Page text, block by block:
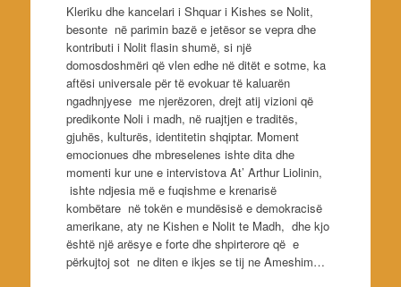
Kleriku dhe kancelari i Shquar i Kishes se Nolit,
besonte në parimin bazë e jetësor se vepra dhe
kontributi i Nolit flasin shumë, si një
domosdoshmëri që vlen edhe në ditët e sotme, ka
aftësi universale për të evokuar të kaluarën
ngadhnjyese me njerëzoren, drejt atij vizioni që
predikonte Noli i madh, në ruajtjen e traditës,
gjuhës, kulturës, identitetin shqiptar. Moment
emocionues dhe mbreselenes ishte dita dhe
momenti kur une e intervistova At’ Arthur Liolinin,
ishte ndjesia më e fuqishme e krenarisë
kombëtare në tokën e mundësisë e demokracisë
amerikane, aty ne Kishen e Nolit te Madh, dhe kjo
është një arësye e forte dhe shpirterore që e
përkujtoj sot ne diten e ikjes se tij ne Ameshim…